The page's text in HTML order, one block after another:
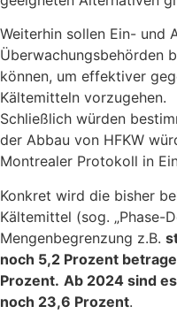
Weiterhin sollen Ein- und
Überwachungsbehörden
können, um effektiver
Kältemitteln vorzugehen.
Schließlich würden
der Abbau von HFKW
Montrealer Protokoll in
Konkret wird die bisher
Kältemittel (sog. „Phase-
Mengenbegrenzung z.B.
noch 5,2 Prozent
Prozent. Ab 2024 sind
noch 23,6 Prozent.